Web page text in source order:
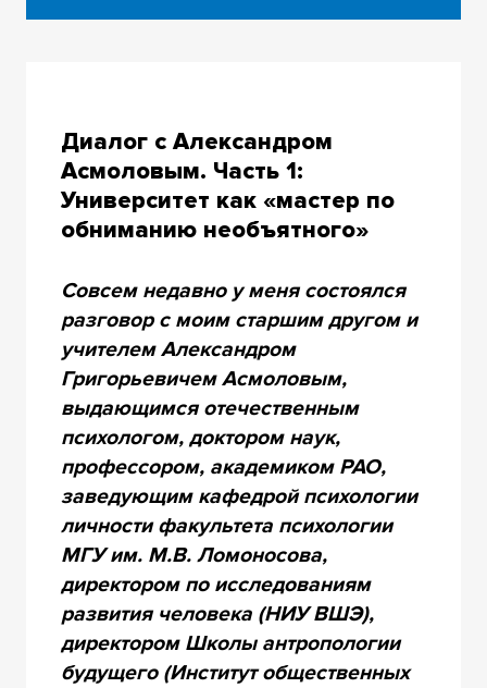
Диалог с Александром
Асмоловым. Часть 1:
Университет как «мастер по
обниманию необъятного»
Совсем недавно у меня состоялся
разговор с моим старшим другом и
учителем Александром
Григорьевичем Асмоловым,
выдающимся отечественным
психологом, доктором наук,
профессором, академиком РАО,
заведующим кафедрой психологии
личности факультета психологии
МГУ им. М.В. Ломоносова,
директором по исследованиям
развития человека (НИУ ВШЭ),
директором Школы антропологии
будущего (Институт общественных